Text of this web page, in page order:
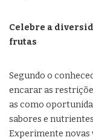
Celebre a
frutas
Segundo o
encarar as
as como
sabores e
Experimente novas